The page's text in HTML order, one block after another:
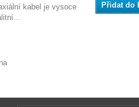
kabel je vysoce
Přidat do